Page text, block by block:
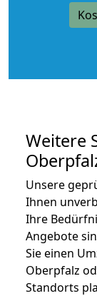
Weitere
Unsere
Ihnen
Ihre
Angebote
Sie einen
Oberpfalz
Standorts